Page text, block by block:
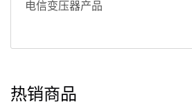
电信变压器产品
热销商品